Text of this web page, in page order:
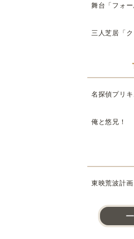
舞台「フォー
三人芝居「
名探偵プリキ
俺と悠兄！
東映荒波計画